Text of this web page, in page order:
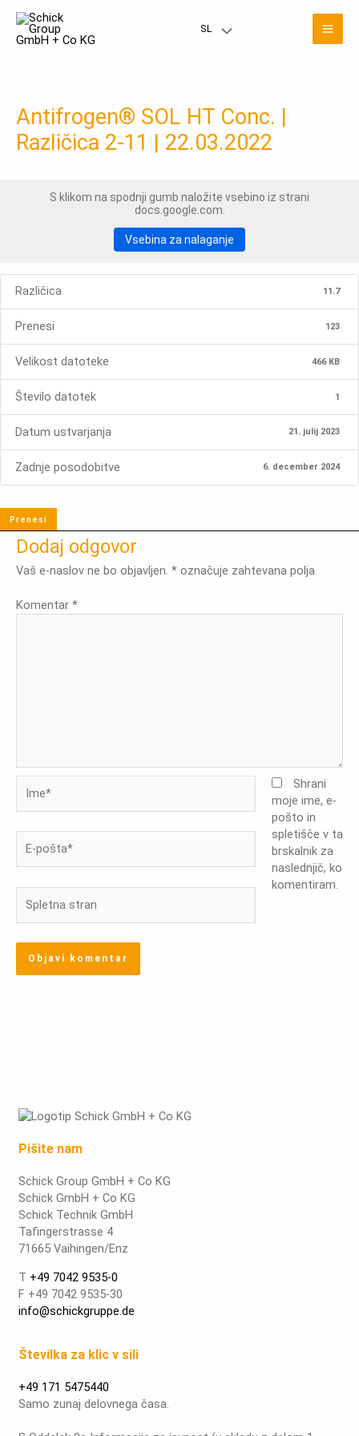
vsebino
SLMeni
Antifrogen® SOL HT Conc. |
Različica 2-11 | 22.03.2022
S klikom na spodnji gumb naložite vsebino iz strani
docs.google.com.
Vsebina za nalaganje
Različica 11.7
Prenesi 123
Velikost datoteke 466 KB
Število datotek 1
Datum ustvarjanja 21. julij 2023
Zadnje posodobitve 6. december 2024
Prenesi
Dodaj odgovor
Vaš e-naslov ne bo objavljen. * označuje zahtevana polja
Komentar *
pošta*
stran
Shrani
moje ime, e-
pošto in
spletišče v ta
brskalnik za
naslednjič, ko
komentiram.
Pišite nam
Schick Group GmbH + Co KG
Schick GmbH + Co KG
Schick Technik GmbH
Tafingerstrasse 4
71665 Vaihingen/Enz
T +49 7042 9535-0
F +49 7042 9535-30
info@schickgruppe.de
Številka za klic v sili
+49 171 5475440
Samo zunaj delovnega časa.